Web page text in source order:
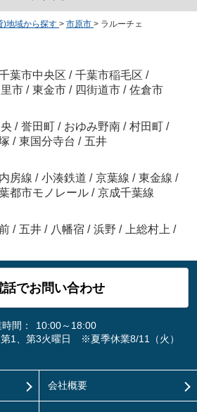
)地域から探す > 市原市 > ラルーチェ
葉市中央区 / 千葉市稲毛区 /
市 / 東金市 / 四街道市 / 佐倉市
/ 誉田町 / おゆみ野南 / 村田町 /
/ 東国分寺台 / 五井
内房線 / 小湊鉄道 / 京葉線 / 東金線 /
都市モノレール / 京成千葉線
/ 五井 / 八幡宿 / 浜野 / 上総村上 /
話でお問い合わせ
間：
10:00～18:00
1、第3火曜日 ※夏季休業8/11（火）
会社概要